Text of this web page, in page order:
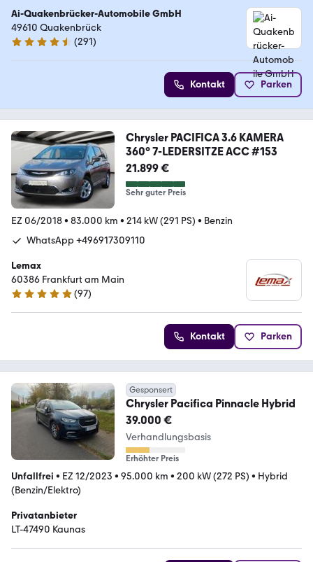
Ai-Quakenbrücker-Automobile GmbH
49610 Quakenbrück
4.6 Sterne
(291)
Kontakt Parken
Chrysler PACIFICA 3.6 KAMERA
360° 7-LEDERSITZE ACC #153
21.899 €
Sehr guter Preis
EZ 06/2018• 83.000 km • 214 kW (291 PS) • Benzin
WhatsApp +496917309110
Lemax
60386 Frankfurt am Main
4.8 Sterne
(97)
Kontakt Parken
Gesponsert
Chrysler Pacifica Pinnacle Hybrid
39.000 €
Verhandlungsbasis
Erhöhter Preis
Unfallfrei • EZ 12/2023 • 95.000 km • 200 kW (272 PS) • Hybrid
(Benzin/Elektro)
Privatanbieter
LT-47490 Kaunas